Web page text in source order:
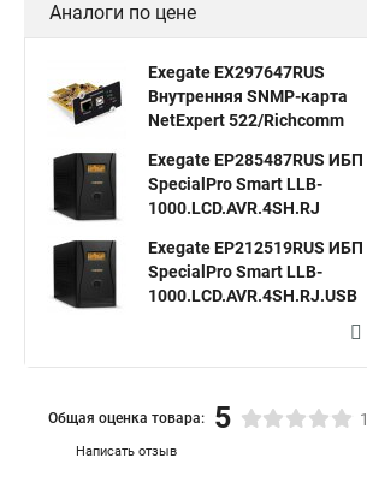
Аналоги по цене
Exegate EX297647RUS
Внутренняя SNMP-карта
NetExpert 522/Richcomm
Exegate EP285487RUS ИБП
SpecialPro Smart LLB-
1000.LCD.AVR.4SH.RJ
Exegate EP212519RUS ИБП
SpecialPro Smart LLB-
1000.LCD.AVR.4SH.RJ.USB
Написать отзыв
Общая оценка товара: 5 1